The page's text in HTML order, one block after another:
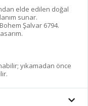
elde edilen doğal
sunar.
Şalvar 6794.
yıkamadan önce